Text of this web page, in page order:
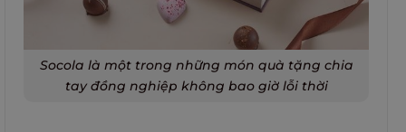
Socola là một trong những món quà tặng chia
tay đồng nghiệp không bao giờ lỗi thời